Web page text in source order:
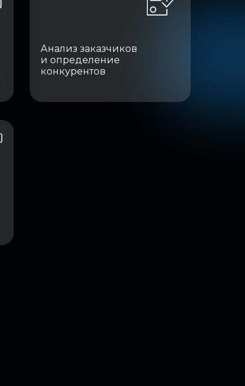
Анализ заказчиков
и определение
конкурентов